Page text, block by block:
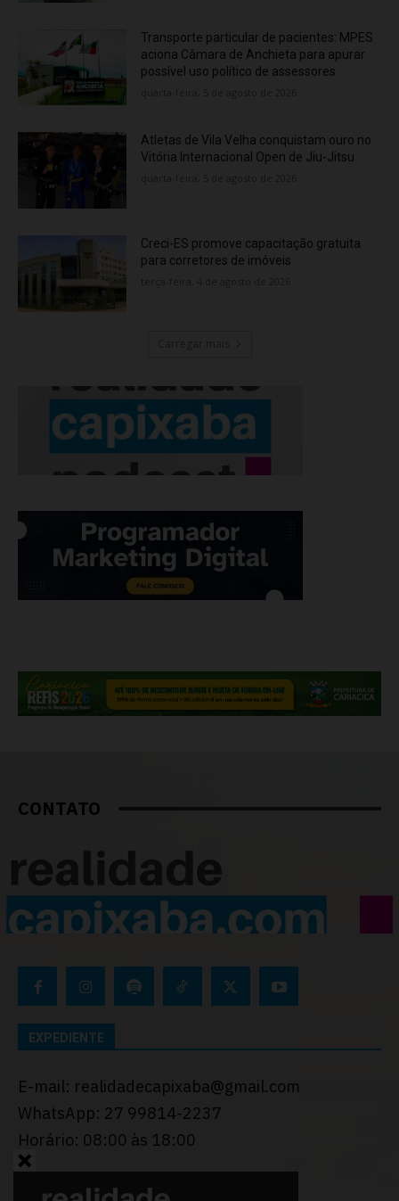
Transporte particular de pacientes: MPES
aciona Câmara de Anchieta para apurar
possível uso político de assessores
Atletas de Vila Velha conquistam ouro no
Vitória Internacional Open de Jiu-Jitsu
Creci-ES promove capacitação gratuita
para corretores de imóveis
CONTATO
EXPEDIENTE
E-mail: realidadecapixaba@gmail.com
WhatsApp: 27 99814-2237
Horário: 08:00 às 18:00